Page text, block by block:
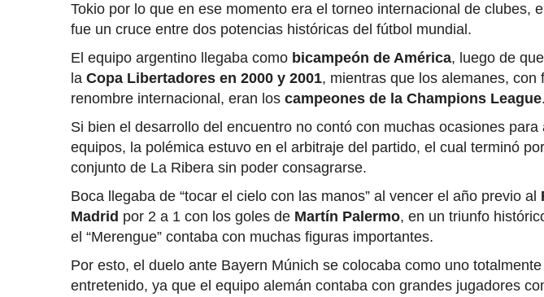
Tokio por lo que en ese momento era el torneo internacional de clubes,
fue un cruce entre dos potencias históricas del fútbol mundial.
El equipo argentino llegaba como bicampeón de América, luego de
la Copa Libertadores en 2000 y 2001, mientras que los alemanes, con
renombre internacional, eran los campeones de la Champions League.
Si bien el desarrollo del encuentro no contó con muchas ocasiones para
equipos, la polémica estuvo en el arbitraje del partido, el cual terminó
conjunto de La Ribera sin poder consagrarse.
Boca llegaba de “tocar el cielo con las manos” al vencer el año previo al
Madrid por 2 a 1 con los goles de Martín Palermo, en un triunfo
el “Merengue” contaba con muchas figuras importantes.
Por esto, el duelo ante Bayern Múnich se colocaba como uno totalmente
entretenido, ya que el equipo alemán contaba con grandes jugadores